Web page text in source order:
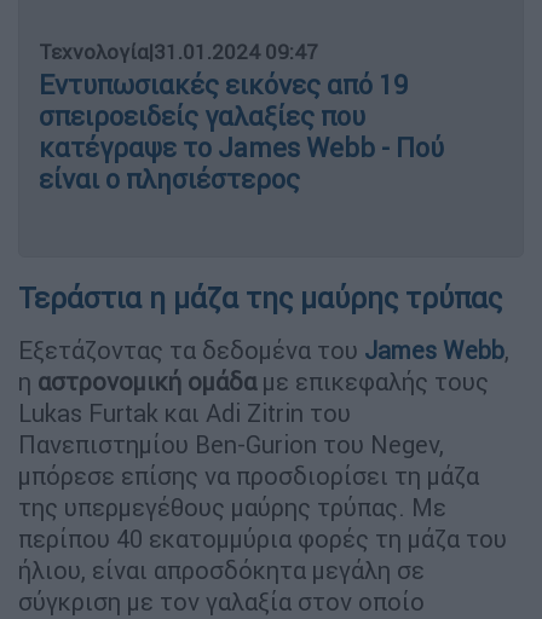
Τεχνολογία|31.01.2024 09:47
Εντυπωσιακές εικόνες από 19
σπειροειδείς γαλαξίες που
κατέγραψε το James Webb - Πού
είναι ο πλησιέστερος
Τεράστια η μάζα της μαύρης τρύπας
Εξετάζοντας τα δεδομένα του James Webb,
η αστρονομική ομάδαμε επικεφαλής τους
Lukas Furtak και Adi Zitrin του
Πανεπιστημίου Ben-Gurion του Negev,
μπόρεσε επίσης να προσδιορίσει τη μάζα
της υπερμεγέθους μαύρης τρύπας. Με
περίπου 40 εκατομμύρια φορές τη μάζα του
ήλιου, είναι απροσδόκητα μεγάλη σε
σύγκριση με τον γαλαξία στον οποίο